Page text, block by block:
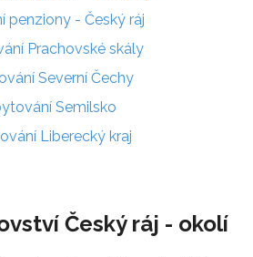
penziony - Český ráj
Prachovské skály
Severní Čechy
Semilsko
Liberecký kraj
Český ráj - okolí